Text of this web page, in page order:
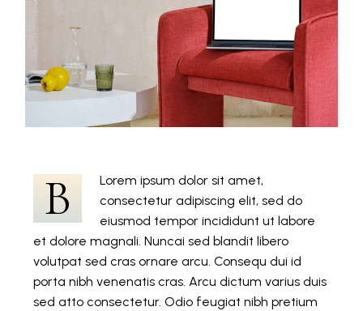
B
Lorem ipsum dolor sit amet,
consectetur adipiscing elit, sed do
eiusmod tempor incididunt ut labore
et dolore magnali. Nuncai sed blandit libero
volutpat sed cras ornare arcu. Consequ dui id
porta nibh venenatis cras. Arcu dictum varius duis
sed atto consectetur. Odio feugiat nibh pretium